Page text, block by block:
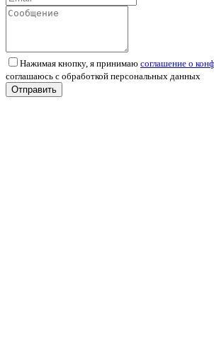
Нажимая кнопку, я принимаю соглашение о
соглашаюсь с обработкой персональных данных
Отправить